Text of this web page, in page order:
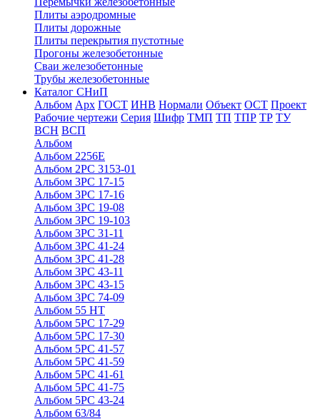
Плиты аэродромные
Плиты дорожные
Плиты перекрытия пустотные
Прогоны железобетонные
Сваи железобетонные
Трубы железобетонные
Каталог СНиП
Альбом Арх ГОСТ ИНВ Нормали Объект ОСТ Проект
Рабочие чертежи Серия Шифр ТМП ТП ТПР ТР ТУ
ВСН ВСП
Альбом
Альбом 2256Е
Альбом 2РС 3153-01
Альбом 3РС 17-15
Альбом 3РС 17-16
Альбом 3РС 19-08
Альбом 3РС 19-103
Альбом 3РС 31-11
Альбом 3РС 41-24
Альбом 3РС 41-28
Альбом 3РС 43-11
Альбом 3РС 43-15
Альбом 3РС 74-09
Альбом 55 НТ
Альбом 5РС 17-29
Альбом 5РС 17-30
Альбом 5РС 41-57
Альбом 5РС 41-59
Альбом 5РС 41-61
Альбом 5РС 41-75
Альбом 5РС 43-24
Альбом 63/84